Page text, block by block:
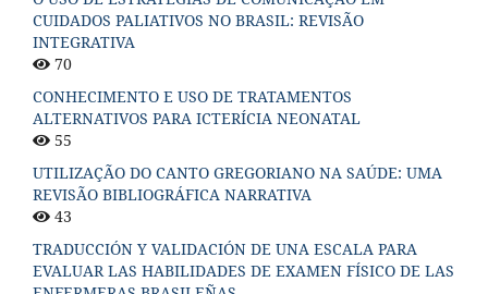
CUIDADOS PALIATIVOS NO BRASIL: REVISÃO
INTEGRATIVA
70
CONHECIMENTO E USO DE TRATAMENTOS
ALTERNATIVOS PARA ICTERÍCIA NEONATAL
55
UTILIZAÇÃO DO CANTO GREGORIANO NA SAÚDE: UMA
REVISÃO BIBLIOGRÁFICA NARRATIVA
43
TRADUCCIÓN Y VALIDACIÓN DE UNA ESCALA PARA
EVALUAR LAS HABILIDADES DE EXAMEN FÍSICO DE LAS